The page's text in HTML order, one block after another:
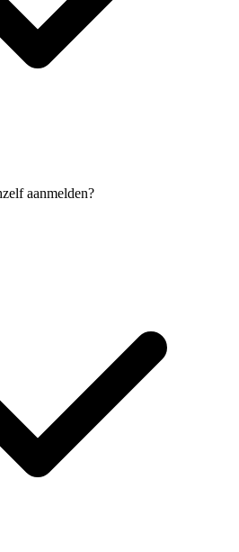
aanmelden?